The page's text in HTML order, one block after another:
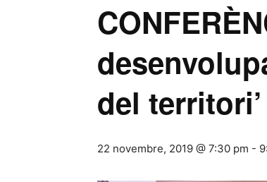
del territori’
22 novembre, 2019 @ 7:30 pm -